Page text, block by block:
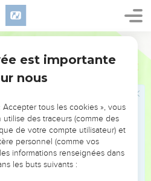
son dieu !
à Dieu
toujours, Éternel, mon Dieu,
pas ! Éternel, tu l’as établi
voir le mal, Tu ne peux pas
donc regardes-tu les traîtres,
méchant engloutit un plus
des poissons de mer,
est importante
nous
tous les cookies », vous
des traceurs (comme des
de votre compte utilisateur) et
personnel (comme vos
informations renseignées dans
les buts suivants :